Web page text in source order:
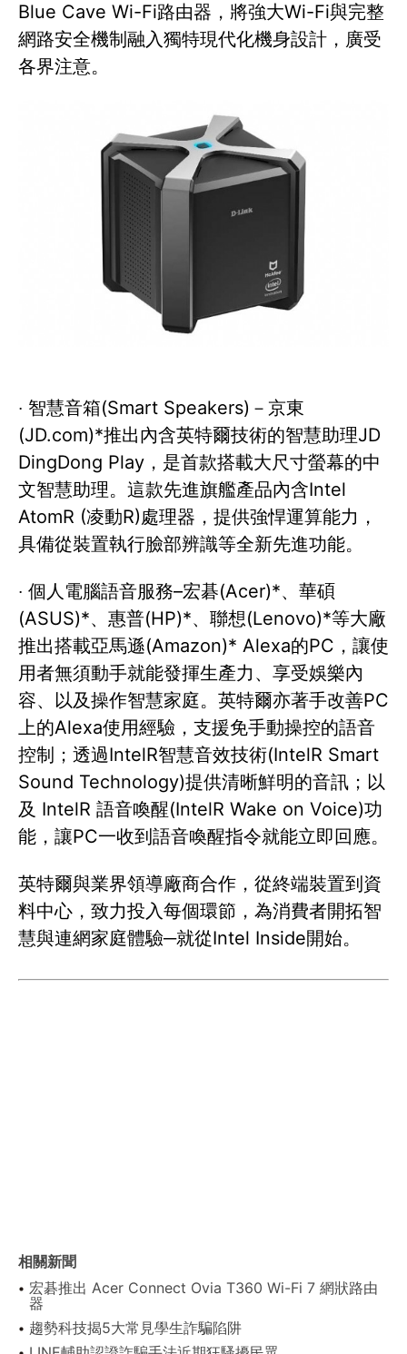
Blue Cave Wi-Fi路由器，將強大Wi-Fi與完整
網路安全機制融入獨特現代化機身設計，廣受
各界注意。
‧ 智慧音箱(Smart Speakers)－京東
(JD.com)*推出內含英特爾技術的智慧助理JD
DingDong Play，是首款搭載大尺寸螢幕的中
文智慧助理。這款先進旗艦產品內含Intel
AtomR (凌動R)處理器，提供強悍運算能力，
具備從裝置執行臉部辨識等全新先進功能。
‧ 個人電腦語音服務–宏碁(Acer)*、華碩
(ASUS)*、惠普(HP)*、聯想(Lenovo)*等大廠
推出搭載亞馬遜(Amazon)* Alexa的PC，讓使
用者無須動手就能發揮生產力、享受娛樂內
容、以及操作智慧家庭。英特爾亦著手改善PC
上的Alexa使用經驗，支援免手動操控的語音
控制；透過IntelR智慧音效技術(IntelR Smart
Sound Technology)提供清晰鮮明的音訊；以
及 IntelR 語音喚醒(IntelR Wake on Voice)功
能，讓PC一收到語音喚醒指令就能立即回應。
英特爾與業界領導廠商合作，從終端裝置到資
料中心，致力投入每個環節，為消費者開拓智
慧與連網家庭體驗─就從Intel Inside開始。
相關新聞
宏碁推出 Acer Connect Ovia T360 Wi-Fi 7 網狀路由
器
趨勢科技揭5大常見學生詐騙陷阱